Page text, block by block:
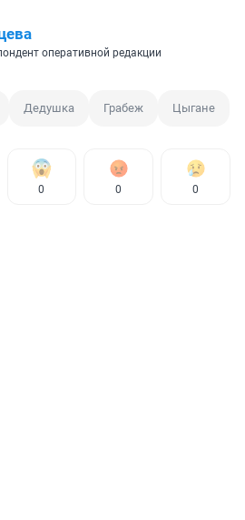
оперативной редакции
Дедушка Грабеж Цыгане
0 0 0